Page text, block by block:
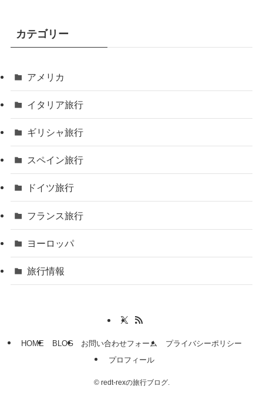
カテゴリー
アメリカ
イタリア旅行
ギリシャ旅行
スペイン旅行
ドイツ旅行
フランス旅行
ヨーロッパ
旅行情報
HOME BLOG お問い合わせフォーム
プライバシーポリシー
プロフィール
©redt-rexの旅行ブログ.